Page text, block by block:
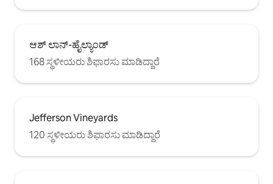
ಆಶ್ ಲಾನ್-ಹೈಲ್ಯಾಂಡ್
168 ಸ್ಥಳೀಯರು ಶಿಫಾರಸು ಮಾಡಿದ್ದಾರೆ
Jefferson Vineyards
120 ಸ್ಥಳೀಯರು ಶಿಫಾರಸು ಮಾಡಿದ್ದಾರೆ